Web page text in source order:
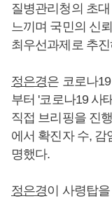
질병관리청의 초
느끼며 국민의 신
최우선과제로 추
정은경은 코로나
부터 '코로나19 사
직접 브리핑을 진
에서 확진자 수, 감
명했다.
정은경이 사령탑